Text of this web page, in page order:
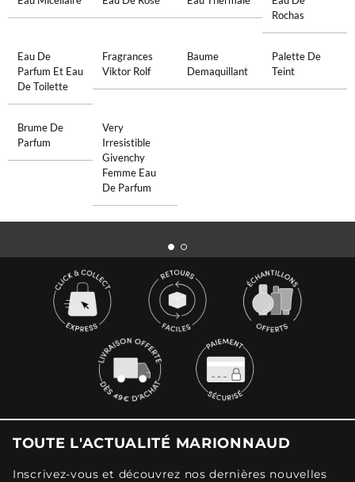
Rochas
Eau De
Parfum Et Eau
De Toilette
Fragrances
Viktor Rolf
Baume
Demaquillant
Palette De
Teint
Brume De
Parfum
Very
Irresistible
Givenchy
Femme Eau
De Parfum
TOUTE L'ACTUALITÉ MARIONNAUD
Inscrivez-vous et découvrez nos dernières nouvelles